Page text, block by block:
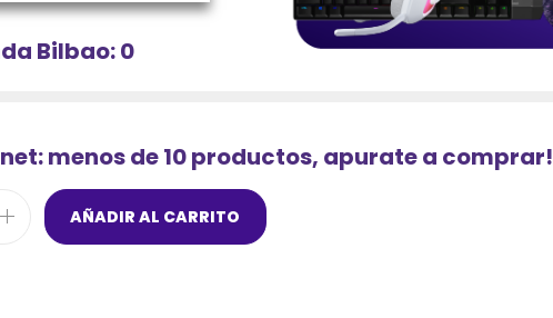
Bilbao: 0
menos de 10 productos, apurate a comprar!
AÑADIR AL CARRITO